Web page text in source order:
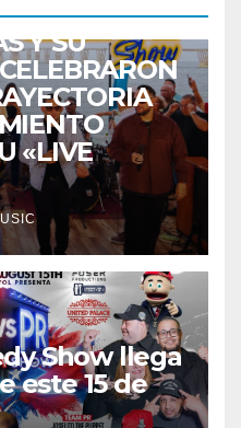
Y SU
«LIVE
Show llega
este 15 de